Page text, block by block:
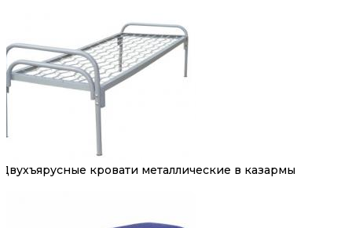
Двухъярусные кровати металлические в казармы